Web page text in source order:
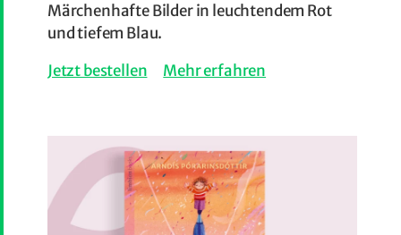
Märchenhafte Bilder in leuchtendem Rot
und tiefem Blau.
Jetzt bestellen
Mehr erfahren